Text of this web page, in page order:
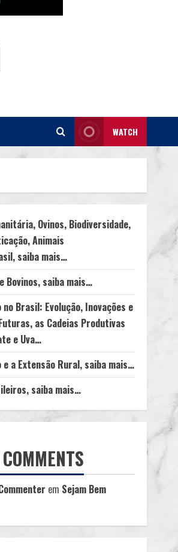
WATCH
Ovinos, Biodiversidade,
Animais
saiba mais…
Bovinos, saiba mais…
no Brasil: Evolução, Inovações e
as Cadeias Produtivas
e Uva…
e a Extensão Rural, saiba mais…
saiba mais…
em Sejam Bem